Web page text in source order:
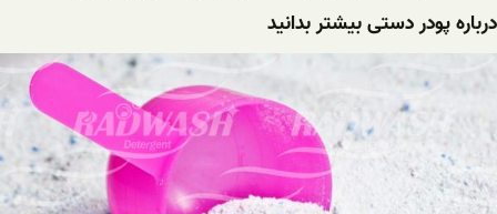
درباره پودر دستی بیشتر بدانید